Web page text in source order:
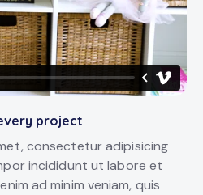
project
consectetur adipisicing
incididunt ut labore et
ad minim veniam, quis